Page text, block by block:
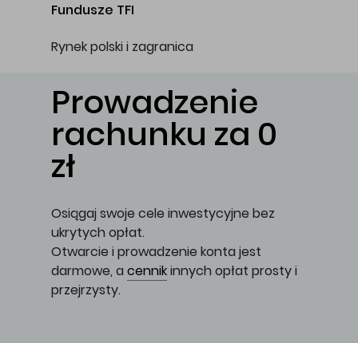
Fundusze TFI
Rynek polski i zagranica
Prowadzenie
rachunku za 0
zł
Osiągaj swoje cele inwestycyjne bez
ukrytych opłat.
Otwarcie i prowadzenie konta jest
darmowe, a cennikinnych opłat prosty i
przejrzysty.